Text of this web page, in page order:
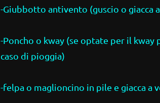
-Giubbotto antivento (guscio o giacca
-Poncho o kway (se optate per il
caso di pioggia)
-felpa o maglioncino in pile e giacca a